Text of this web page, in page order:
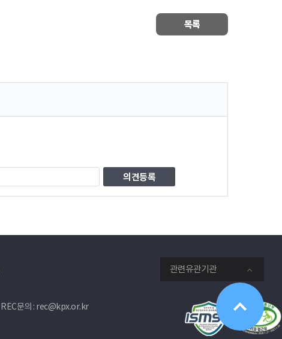
목록
관련유관기관
REC문의 : rec@kpx.or.kr